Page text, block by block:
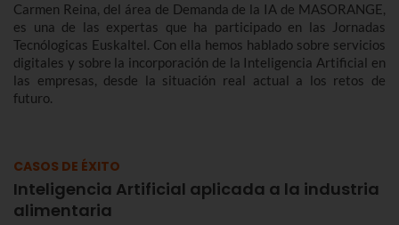
Carmen Reina, del área de Demanda de la IA de MASORANGE,
es una de las expertas que ha participado en las Jornadas
Tecnólogicas Euskaltel. Con ella hemos hablado sobre servicios
digitales y sobre la incorporación de la Inteligencia Artificial en
las empresas, desde la situación real actual a los retos de
futuro.
CASOS DE ÉXITO
Inteligencia Artificial aplicada a la industria
alimentaria